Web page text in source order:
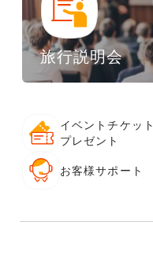
旅行説明会
イベントチケット
プレゼント
お客様サポート